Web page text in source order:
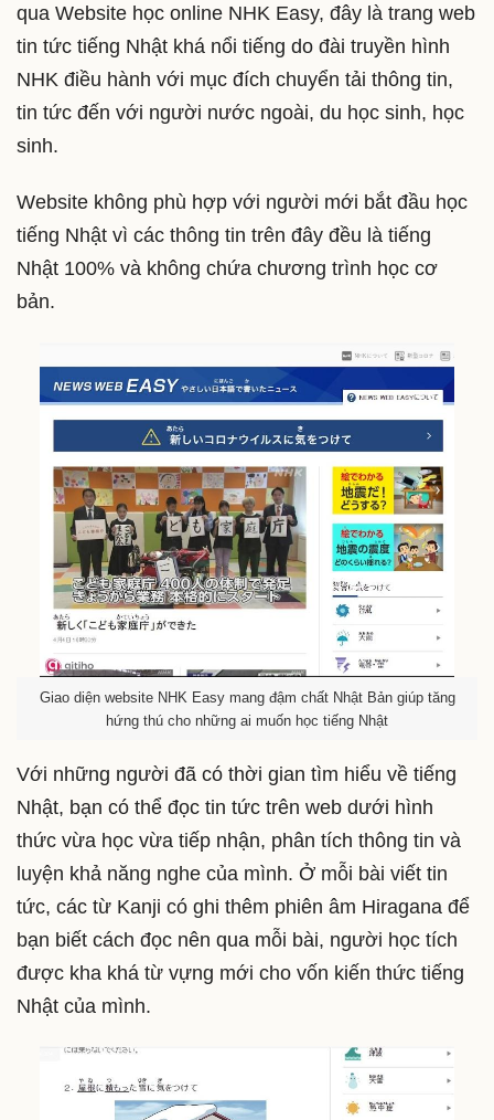
qua Website học online NHK Easy, đây là trang web
tin tức tiếng Nhật khá nổi tiếng do đài truyền hình
NHK điều hành với mục đích chuyển tải thông tin,
tin tức đến với người nước ngoài, du học sinh, học
sinh.
Website không phù hợp với người mới bắt đầu học
tiếng Nhật vì các thông tin trên đây đều là tiếng
Nhật 100% và không chứa chương trình học cơ
bản.
Giao diện website NHK Easy mang đậm chất Nhật Bản giúp tăng
hứng thú cho những ai muốn học tiếng Nhật
Với những người đã có thời gian tìm hiểu về tiếng
Nhật, bạn có thể đọc tin tức trên web dưới hình
thức vừa học vừa tiếp nhận, phân tích thông tin và
luyện khả năng nghe của mình. Ở mỗi bài viết tin
tức, các từ Kanji có ghi thêm phiên âm Hiragana để
bạn biết cách đọc nên qua mỗi bài, người học tích
được kha khá từ vựng mới cho vốn kiến thức tiếng
Nhật của mình.